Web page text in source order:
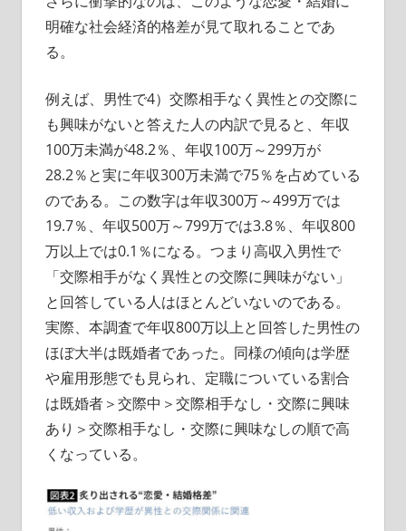
明確な社会経済的格差が見て取れることであ
る。
例えば、男性で4）交際相手なく異性との交際に
も興味がないと答えた人の内訳で見ると、年収
100万未満が48.2％、年収100万～299万が
28.2％と実に年収300万未満で75％を占めている
のである。この数字は年収300万～499万では
19.7％、年収500万～799万では3.8％、年収800
万以上では0.1％になる。つまり高収入男性で
「交際相手がなく異性との交際に興味がない」
と回答している人はほとんどいないのである。
実際、本調査で年収800万以上と回答した男性の
ほぼ大半は既婚者であった。同様の傾向は学歴
や雇用形態でも見られ、定職についている割合
は既婚者＞交際中＞交際相手なし・交際に興味
あり＞交際相手なし・交際に興味なしの順で高
くなっている。